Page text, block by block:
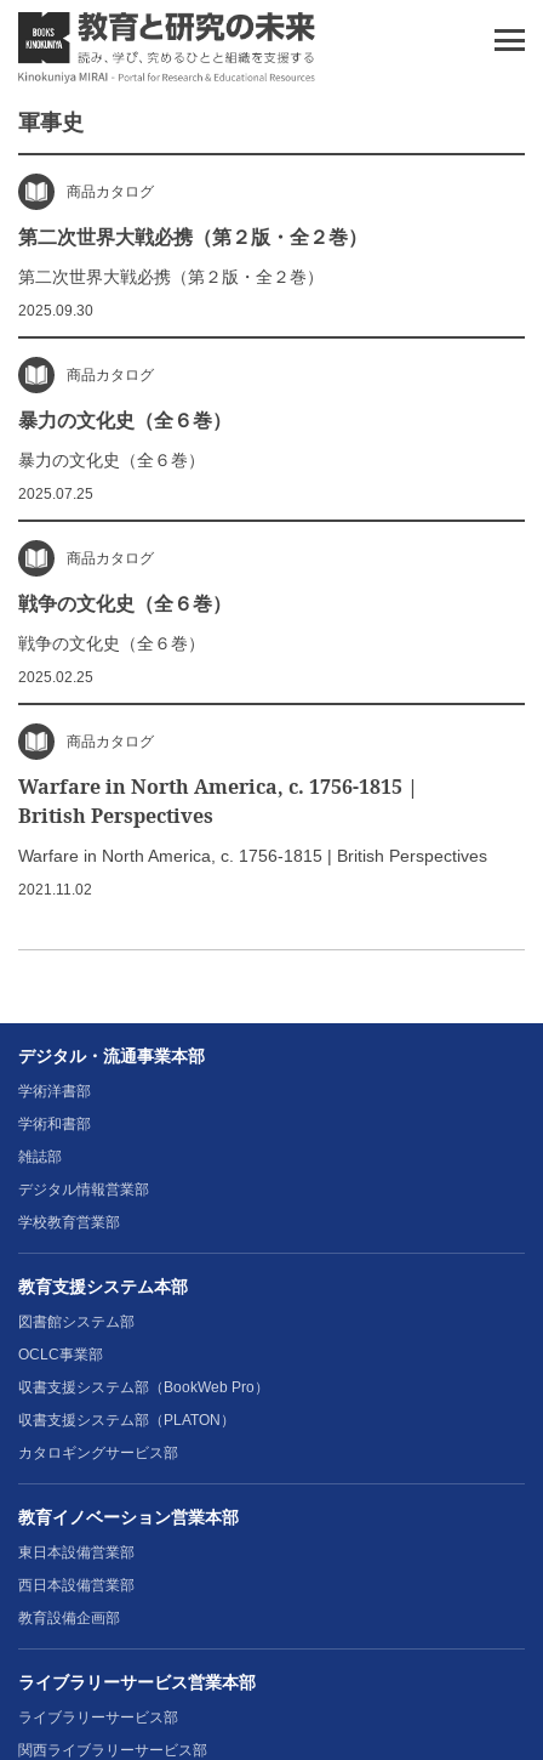
軍事史
商品カタログ
第二次世界大戦必携（第２版・全２巻）
第二次世界大戦必携（第２版・全２巻）
2025.09.30
商品カタログ
暴力の文化史（全６巻）
暴力の文化史（全６巻）
2025.07.25
商品カタログ
戦争の文化史（全６巻）
戦争の文化史（全６巻）
2025.02.25
商品カタログ
Warfare in North America, c. 1756-1815 |
British Perspectives
Warfare in North America, c. 1756-1815 | British Perspectives
2021.11.02
デジタル・流通事業本部
学術洋書部
学術和書部
雑誌部
デジタル情報営業部
学校教育営業部
教育支援システム本部
図書館システム部
OCLC事業部
収書支援システム部（BookWeb Pro）
収書支援システム部（PLATON）
カタロギングサービス部
教育イノベーション営業本部
東日本設備営業部
西日本設備営業部
教育設備企画部
ライブラリーサービス営業本部
ライブラリーサービス部
関西ライブラリーサービス部